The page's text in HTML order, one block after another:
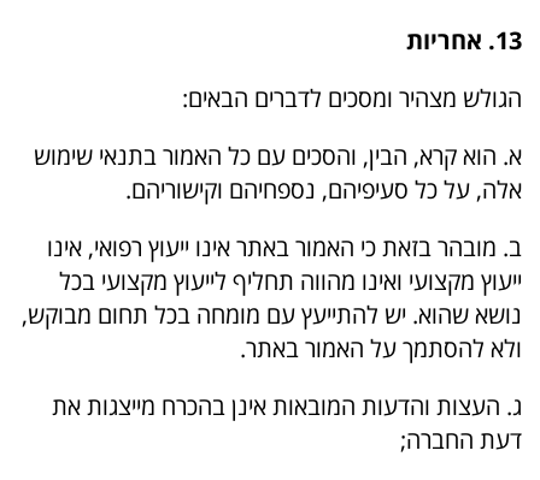
13. אחריות
הגולש מצהיר ומסכים לדברים הבאים:
א. הוא קרא, הבין, והסכים עם כל האמור בתנאי שימוש
אלה, על כל סעיפיהם, נספחיהם וקישוריהם.
ב. מובהר בזאת כי האמור באתר אינו ייעוץ רפואי, אינו
ייעוץ מקצועי ואינו מהווה תחליף לייעוץ מקצועי בכל
נושא שהוא. יש להתייעץ עם מומחה בכל תחום מבוקש,
ולא להסתמך על האמור באתר.
ג. העצות והדעות המובאות אינן בהכרח מייצגות את
דעת החברה;